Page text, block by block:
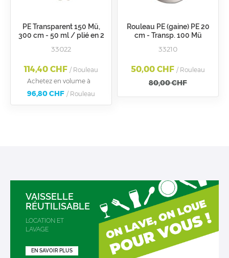
PE Transparent 150 Mü,
300 cm - 50 ml / plié en 2
33022
114,40 CHF / Rouleau
Achetez en volume à
96,80 CHF / Rouleau
Rouleau PE (gaine) PE 20
cm - Transp. 100 Mü
33210
50,00 CHF / Rouleau
80,00 CHF
VAISSELLE
RÉUTILISABLE
LOCATION ET
LAVAGE
EN SAVOIR PLUS